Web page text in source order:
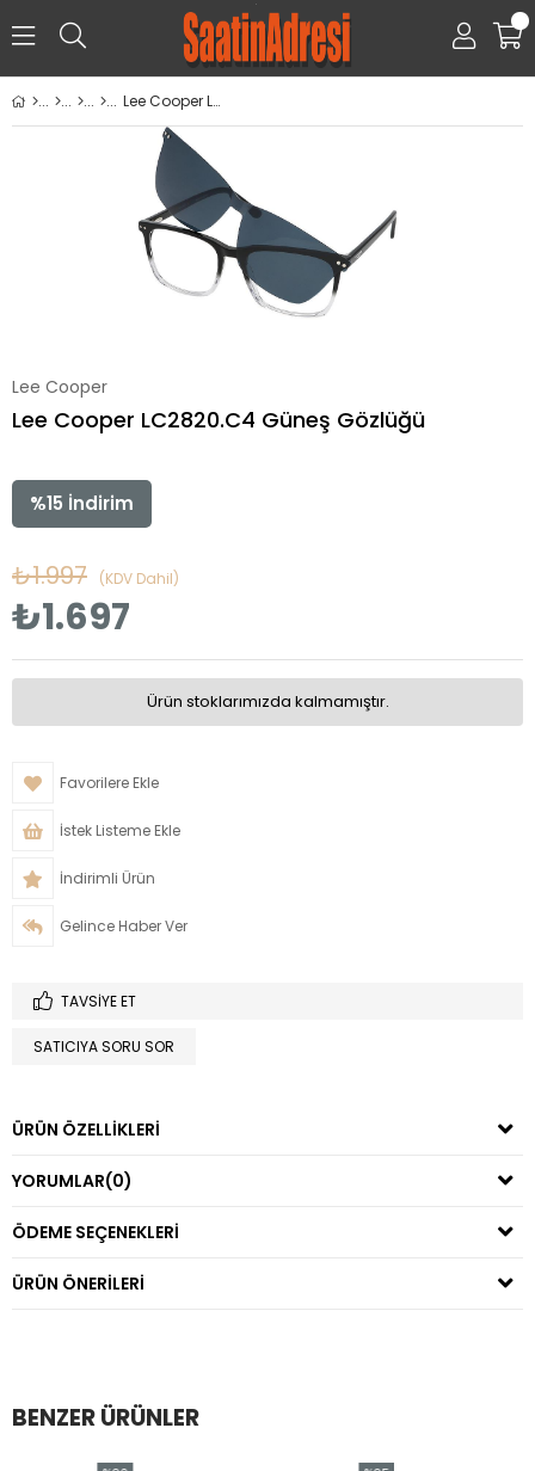
0
Lee Cooper LC2820.C4 Güneş Gözlüğü
Lee Cooper
Lee Cooper LC2820.C4 Güneş Gözlüğü
%15 İndirim
₺1.997 (KDV Dahil)
₺1.697
Ürün stoklarımızda kalmamıştır.
Favorilere Ekle
İstek Listeme Ekle
İndirimli Ürün
Gelince Haber Ver
TAVSIYE ET
SATICIYA SORU SOR
ÜRÜN ÖZELLIKLERI
YORUMLAR(0)
ÖDEME SEÇENEKLERI
ÜRÜN ÖNERILERI
BENZER ÜRÜNLER